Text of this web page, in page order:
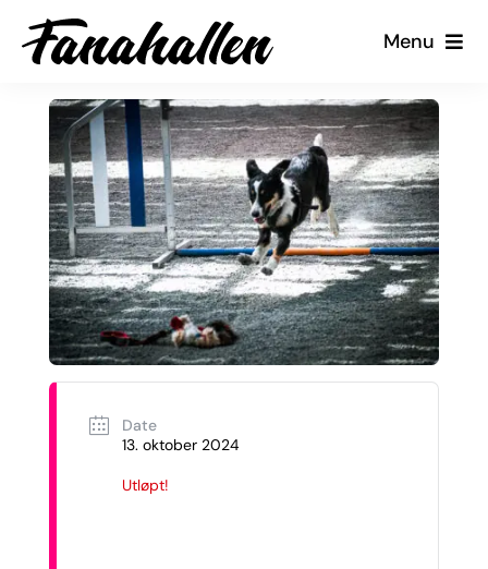
Skip
Menu
Tjenester
Arrangementer
Kalender
Kontakt oss
Min Side
Date
13. oktober 2024
Utløpt!